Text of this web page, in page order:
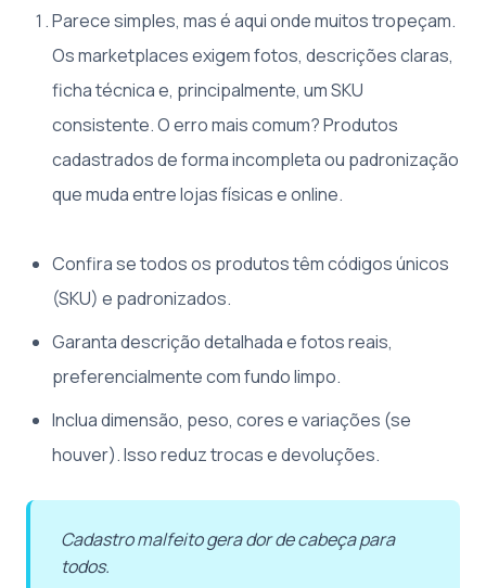
Parece simples, mas é aqui onde muitos tropeçam.
Os marketplaces exigem fotos, descrições claras,
ficha técnica e, principalmente, um SKU
consistente. O erro mais comum? Produtos
cadastrados de forma incompleta ou padronização
que muda entre lojas físicas e online.
Confira se todos os produtos têm códigos únicos
(SKU) e padronizados.
Garanta descrição detalhada e fotos reais,
preferencialmente com fundo limpo.
Inclua dimensão, peso, cores e variações (se
houver). Isso reduz trocas e devoluções.
Cadastro malfeito gera dor de cabeça para
todos.